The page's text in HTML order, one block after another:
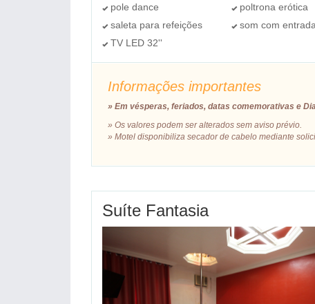
pole dance
poltrona erótica
saleta para refeições
som com
TV LED 32''
Informações importantes
» Em vésperas, feriados, datas comemorativas e
» Os valores podem ser alterados sem aviso prévio.
» Motel disponibiliza secador de cabelo mediante
Suíte Fantasia